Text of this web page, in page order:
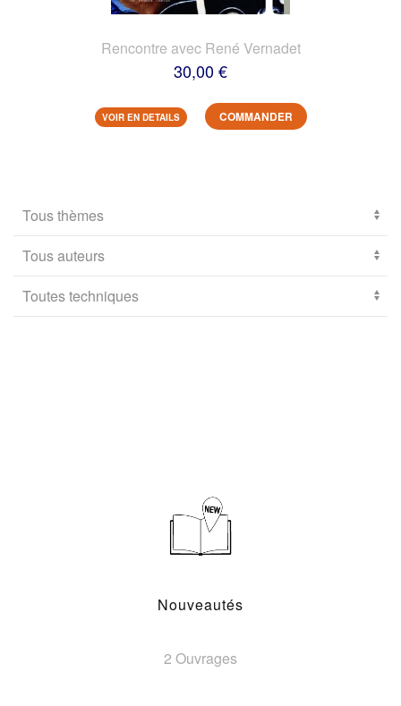
Rencontre avec René Vernadet
30,00 €
VOIR EN DETAILS COMMANDER
Nouveautés
2 Ouvrages